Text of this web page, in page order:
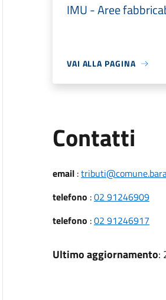
IMU - Aree
VAI ALLA PAGINA
Contatti
email:
telefono :02 91246909
telefono :02 91246917
Ultimo aggiornamento: